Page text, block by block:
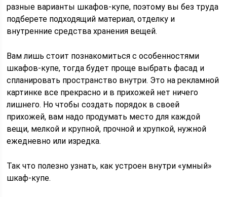
разные варианты шкафов-купе, поэтому вы без труда
подберете подходящий материал, отделку и
внутренние средства хранения вещей.
Вам лишь стоит познакомиться с особенностями
шкафов-купе, тогда будет проще выбрать фасад и
спланировать пространство внутри. Это на рекламной
картинке все прекрасно и в прихожей нет ничего
лишнего. Но чтобы создать порядок в своей
прихожей, вам надо продумать место для каждой
вещи, мелкой и крупной, прочной и хрупкой, нужной
ежедневно или изредка.
Так что полезно узнать, как устроен внутри «умный»
шкаф-купе.